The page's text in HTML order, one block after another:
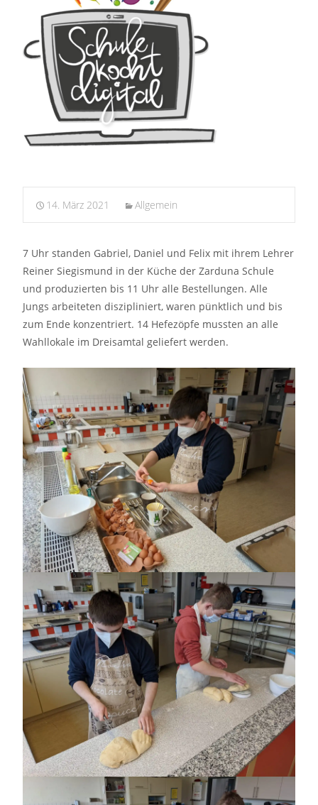
14. März 2021 Allgemein
7 Uhr standen Gabriel, Daniel und Felix mit ihrem Lehrer
Reiner Siegismund in der Küche der Zarduna Schule
und produzierten bis 11 Uhr alle Bestellungen. Alle
Jungs arbeiteten diszipliniert, waren pünktlich und bis
zum Ende konzentriert. 14 Hefezöpfe mussten an alle
Wahllokale im Dreisamtal geliefert werden.